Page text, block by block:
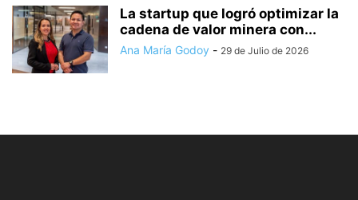
La startup que logró optimizar la
cadena de valor minera con...
Ana María Godoy - 29 de Julio de 2026